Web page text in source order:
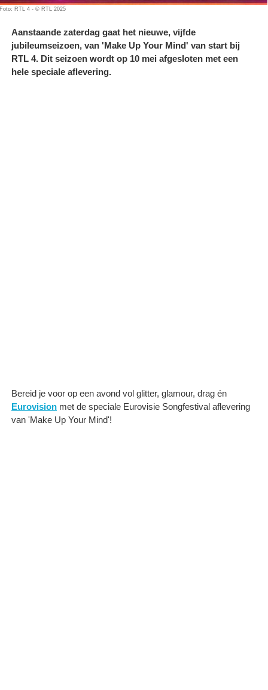
Foto: RTL 4 - © RTL 2025
Aanstaande zaterdag gaat het nieuwe, vijfde
jubileumseizoen, van 'Make Up Your Mind' van start bij
RTL 4. Dit seizoen wordt op 10 mei afgesloten met een
hele speciale aflevering.
Bereid je voor op een avond vol glitter, glamour, drag én
Eurovision met de speciale Eurovisie Songfestival aflevering
van 'Make Up Your Mind'!